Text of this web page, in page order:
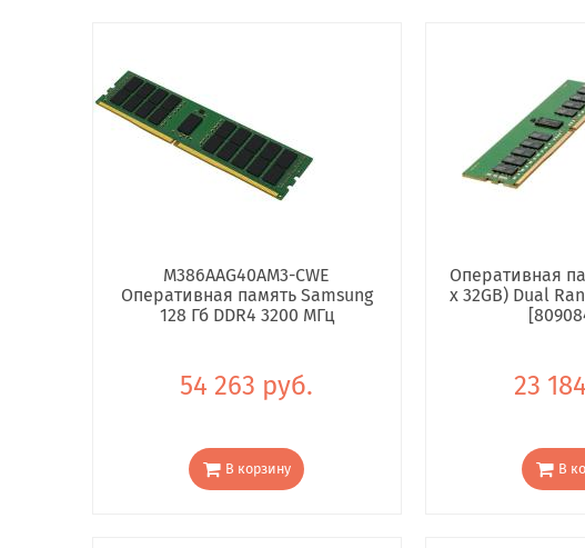
M386AAG40AM3-CWE
Оперативная память Samsung
128 Гб DDR4 3200 МГц
54 263 руб.
В корзину
Оперативная
x 32GB) Dual
23
В